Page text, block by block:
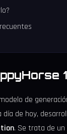
de
día de hoy,
. Se trata de